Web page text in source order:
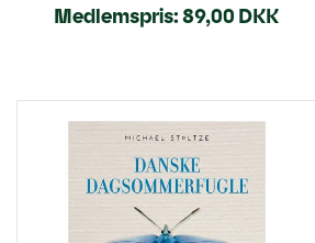
Medlemspris:89,00 DKK